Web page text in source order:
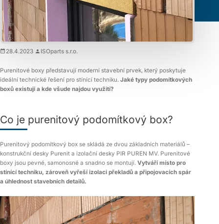
28.4.2023 ISOparts s.r.o.
Purenitové boxy představují moderní stavební prvek, který poskytuje
ideální technické řešení pro stínící techniku. Jaké typy podomítkových
boxů existují a kde všude najdou využití?
Co je purenitový podomítkový box?
Purenitový podomítkový box se skládá ze dvou základních materiálů –
konstrukční desky Purenit a izolační desky PIR PUREN MV. Purenitové
boxy jsou pevné, samonosné a snadno se montují. Vytváří místo pro
stínící techniku, zároveň vyřeší izolaci překladů a připojovacích spár
a úhlednost stavebních detailů.